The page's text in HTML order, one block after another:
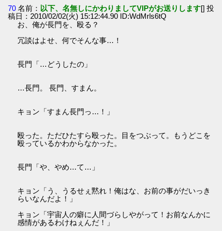
70 名前： 以下、名無しにかわりましてVIPがお送りします[] 投
稿日：2010/02/02(火) 15:12:44.90 ID:WdMrls6tQ
お、俺が長門を、殴る？
冗談はよせ、何でそんな事…！
長門「…どうしたの」
…長門。 長門、すまん。
キョン「すまん長門っ…！」
殴った。ただひたすら殴った。目をつぶって。もうどこを
殴っているかわからなかった。
長門「や、やめ…て…」
キョン「う、うるせぇ黙れ！俺はな、お前の事がだいっき
らいなんだよ！」
キョン「宇宙人の癖に人間づらしやがって！お前なんかに
感情があるわけねぇんだ！」